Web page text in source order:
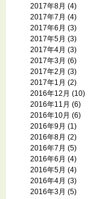
2017年8月 (4)
2017年7月 (4)
2017年6月 (3)
2017年5月 (3)
2017年4月 (3)
2017年3月 (6)
2017年2月 (3)
2017年1月 (2)
2016年12月 (10)
2016年11月 (6)
2016年10月 (6)
2016年9月 (1)
2016年8月 (2)
2016年7月 (5)
2016年6月 (4)
2016年5月 (4)
2016年4月 (3)
2016年3月 (5)